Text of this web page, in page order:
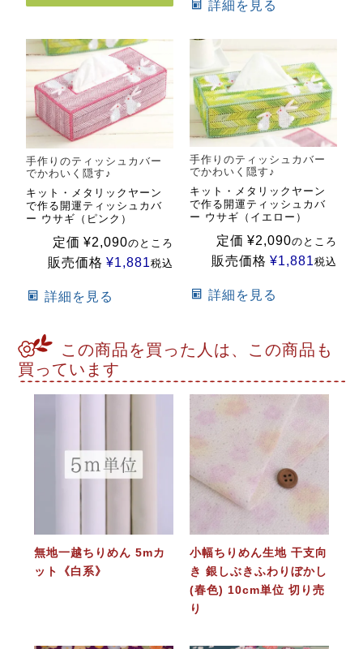
詳細を見る
手作りのティッシュカバー
でかわいく隠す♪
キット・メタリックヤーン
で作る開運ティッシュカバ
ー ウサギ（ピンク）
定価 ¥2,090のところ
販売価格 ¥1,881税込
詳細を見る
手作りのティッシュカバー
でかわいく隠す♪
キット・メタリックヤーン
で作る開運ティッシュカバ
ー ウサギ（イエロー）
定価 ¥2,090のところ
販売価格 ¥1,881税込
詳細を見る
この商品を買った人は、この商品も
買っています
無地一越ちりめん 5mカ
ット《白系》
小幅ちりめん生地 干支向
き 銀しぶきふわりぼかし
(春色) 10cm単位 切り売
り